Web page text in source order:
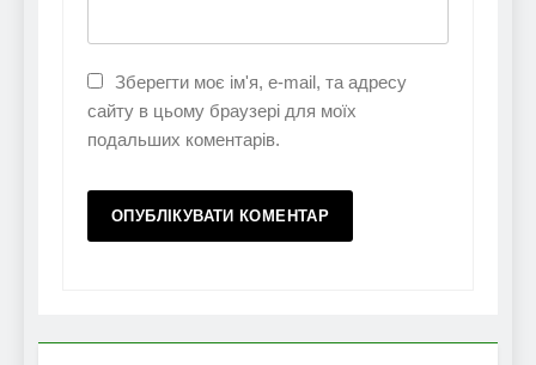
Зберегти моє ім'я, e-mail, та адресу
сайту в цьому браузері для моїх
подальших коментарів.